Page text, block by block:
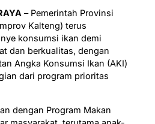
– Pemerintah Provinsi
Kalteng) terus
konsumsi ikan demi
dan berkualitas, dengan
Angka Konsumsi Ikan (AKI)
dari program prioritas
dengan Program Makan